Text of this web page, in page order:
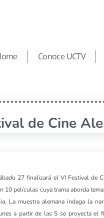
Conoce UCTV
de Cine
27 finalizará el VI Festival de
10 películas cuya trama aborda
La muestra alemana indaga la
a partir de las 5 se proyecta el